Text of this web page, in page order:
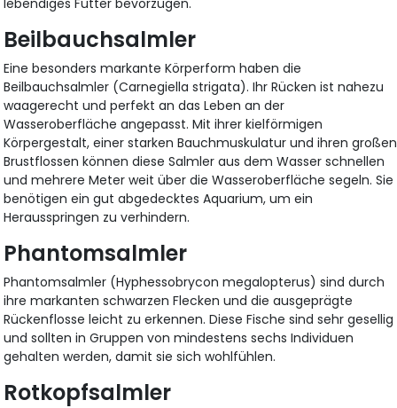
Beilbauchsalmler
Eine besonders markante Körperform haben die
Beilbauchsalmler (Carnegiella strigata). Ihr Rücken ist nahezu
waagerecht und perfekt an das Leben an der
Wasseroberfläche angepasst. Mit ihrer kielförmigen
Körpergestalt, einer starken Bauchmuskulatur und ihren großen
Brustflossen können diese Salmler aus dem Wasser schnellen
und mehrere Meter weit über die Wasseroberfläche segeln. Sie
benötigen ein gut abgedecktes Aquarium, um ein
Herausspringen zu verhindern.
Phantomsalmler
Phantomsalmler (Hyphessobrycon megalopterus) sind durch
ihre markanten schwarzen Flecken und die ausgeprägte
Rückenflosse leicht zu erkennen. Diese Fische sind sehr gesellig
und sollten in Gruppen von mindestens sechs Individuen
gehalten werden, damit sie sich wohlfühlen.
Rotkopfsalmler